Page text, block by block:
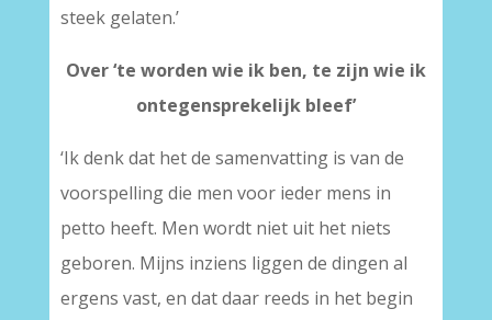
steek gelaten.’
Over ‘te worden wie ik ben, te zijn wie ik
ontegensprekelijk bleef’
‘Ik denk dat het de samenvatting is van de
voorspelling die men voor ieder mens in
petto heeft. Men wordt niet uit het niets
geboren. Mijns inziens liggen de dingen al
ergens vast, en dat daar reeds in het begin